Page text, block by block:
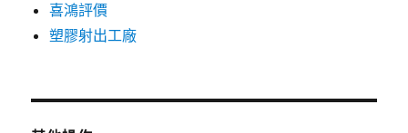
喜鴻評價
塑膠射出工廠